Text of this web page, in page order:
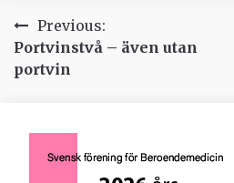
Inläggsnavigering
Previous:
Portvinstvå – även utan
portvin